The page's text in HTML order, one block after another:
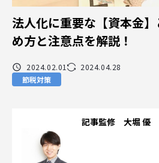
法人化に重要な【資本金
め方と注意点を解説！
2024.02.01
2024.04.28
節税対策
記事監修 大堀 優